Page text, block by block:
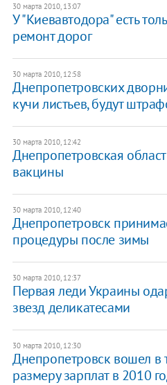
30 марта 2010, 13:07
У "Киевавтодора" есть
ремонт дорог
30 марта 2010, 12:58
Днепропетровских
кучи листьев, будут
30 марта 2010, 12:42
Днепропетровская
вакцины
30 марта 2010, 12:40
Днепропетровск
процедуры после зимы
30 марта 2010, 12:37
Первая леди Украины
звезд деликатесами
30 марта 2010, 12:30
Днепропетровск вошел в
размеру зарплат в 2010